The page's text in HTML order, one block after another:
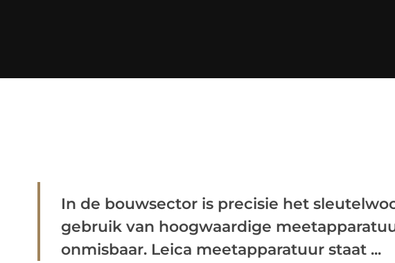
In de bouwsector is precisie het
gebruik van hoogwaardige
onmisbaar. Leica meetapparatuur staat ...